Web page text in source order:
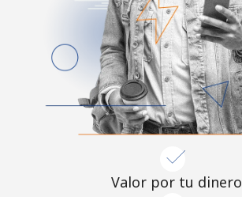
Valor por tu dinero